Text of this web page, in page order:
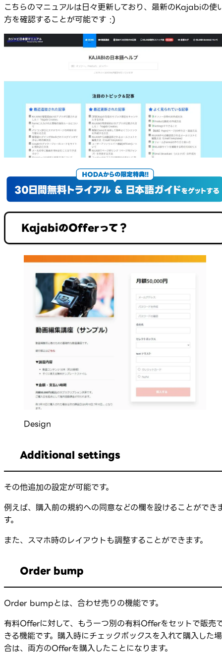
こちらのマニュアルは日々更新しており、最新のKajabiの使
方を確認することが可能です :)
KajabiのOfferって？
Design
Additional settings
その他追加の設定が可能です。
例えば、購入前の規約への同意などの欄を設けることができ
す。
また、スマホ時のレイアウトも調整することができます。
Order bump
Order bumpとは、合わせ売りの機能です。
有料Offerに対して、もう一つ別の有料Offerをセットで販売
きる機能です。購入時にチェックボックスを入れて購入した場
合は、両方のOfferを購入したことになります。